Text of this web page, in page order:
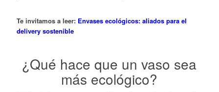
Te invitamos a leer: Envases ecológicos: aliados para el
delivery sostenible
¿Qué hace que un vaso sea
más ecológico?